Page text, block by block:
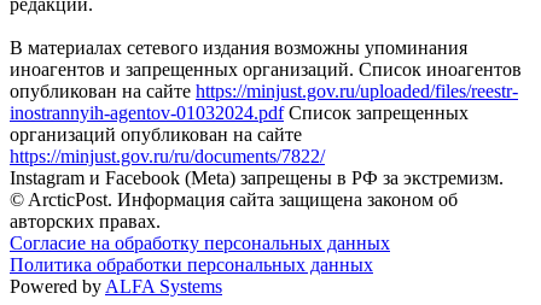
редакции.
В материалах сетевого издания возможны упоминания
иноагентов и запрещенных организаций. Список иноагентов
опубликован на сайте https://minjust.gov.ru/uploaded/files/reestr-
inostrannyih-agentov-01032024.pdfСписок запрещенных
организаций опубликован на сайте
https://minjust.gov.ru/ru/documents/7822/
Instagram и Facebook (Metа) запрещены в РФ за экстремизм.
© ArcticPost. Информация сайта защищена законом об
авторских правах.
Согласие на обработку персональных данных
Политика обработки персональных данных
Powered by ALFA Systems